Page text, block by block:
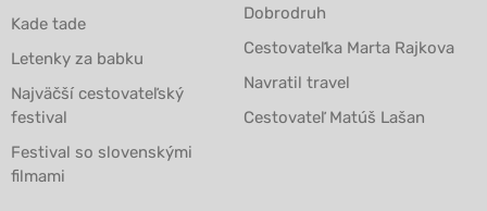
Kade tade
Letenky za babku
Najväčší cestovateľský
festival
Festival so slovenskými
filmami
Dobrodruh
Cestovateľka Marta Rajkova
Navratil travel
Cestovateľ Matúš Lašan